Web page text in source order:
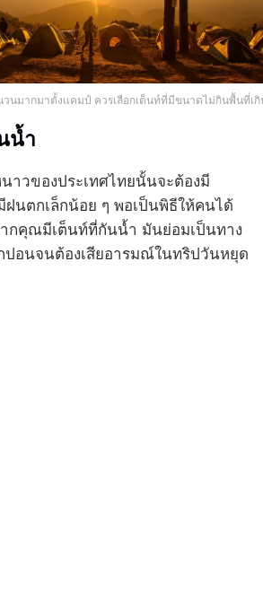
นมากมาตั้งแคมป์ ควรเลือกเต็นท์ที่มีขนาดไม่กินพื้นที่เกิ
น้ำ
วของประเทศไทยนั้นจะต้องมี
ฝนตกเล็กน้อย ๆ พอเป็นพิธีให้คนได้
กคุณมีเต็นท์ที่กันน้ำ มันย่อมเป็นทาง
ปอนจนต้องเสียอารมณ์ในทริปวันหยุด